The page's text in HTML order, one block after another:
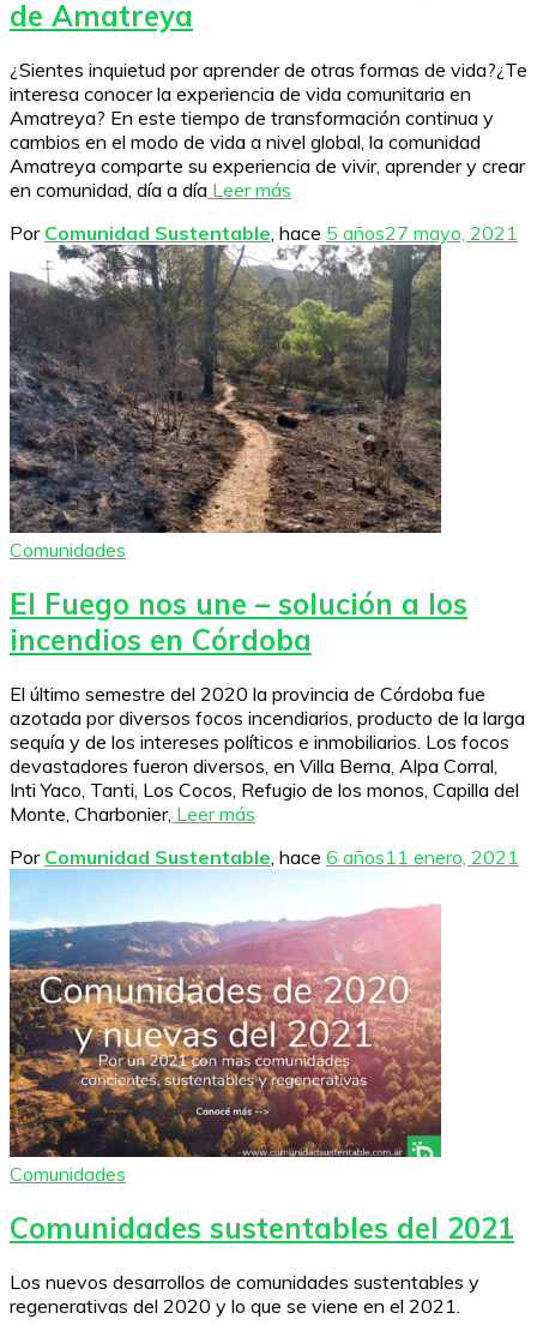
de Amatreya
¿Sientes inquietud por aprender de otras formas de vida?¿Te
interesa conocer la experiencia de vida comunitaria en
Amatreya? En este tiempo de transformación continua y
cambios en el modo de vida a nivel global, la comunidad
Amatreya comparte su experiencia de vivir, aprender y crear
en comunidad, día a día Leer más
Por Comunidad Sustentable, hace 5 años27 mayo, 2021
Comunidades
El Fuego nos une – solución a los
incendios en Córdoba
El último semestre del 2020 la provincia de Córdoba fue
azotada por diversos focos incendiarios, producto de la larga
sequía y de los intereses políticos e inmobiliarios. Los focos
devastadores fueron diversos, en Villa Berna, Alpa Corral,
Inti Yaco, Tanti, Los Cocos, Refugio de los monos, Capilla del
Monte, Charbonier, Leer más
Por Comunidad Sustentable, hace 6 años11 enero, 2021
Comunidades
Comunidades sustentables del 2021
Los nuevos desarrollos de comunidades sustentables y
regenerativas del 2020 y lo que se viene en el 2021.